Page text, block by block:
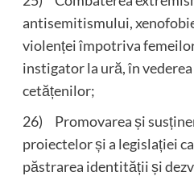
antisemitismului,
violenței împotriva
instigator la ură, în
cetățenilor;
26) Promovarea și
proiectelor și a legislației
păstrarea identității și